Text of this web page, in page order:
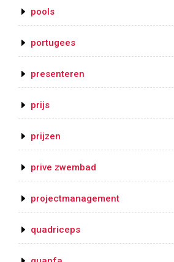
pools
portugees
presenteren
prijs
prijzen
prive zwembad
projectmanagement
quadriceps